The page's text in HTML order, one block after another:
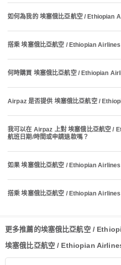
如何為我的 埃塞俄比亞航空 / Ethiopian
搭乘 埃塞俄比亞航空 / Ethiopian
何時購買 埃塞俄比亞航空 / Ethiopian
Airpaz 是否提供 埃塞俄比亞航空 /
我可以在 Airpaz 上對 埃塞俄比亞航空 /
航班日期/時間或申請退款嗎？
如果 埃塞俄比亞航空 / Ethiopian
搭乘 埃塞俄比亞航空 / Ethiopian
更多推薦的埃塞俄比亞航空 /
埃塞俄比亞航空 / Ethiopian